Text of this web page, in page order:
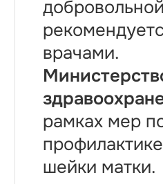
врачами.
рамках мер
шейки матки.